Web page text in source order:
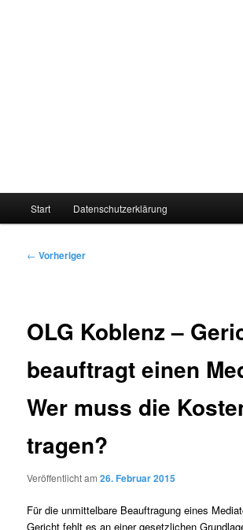
Start Datenschutzerklärung
Beitragsnavigation
← Vorheriger
OLG Koblenz –
beauftragt einen
Wer muss die
tragen?
Veröffentlicht am26. Februar 2015
Für die unmittelbare Beauftragung eines
Gericht fehlt es an einer gesetzlichen